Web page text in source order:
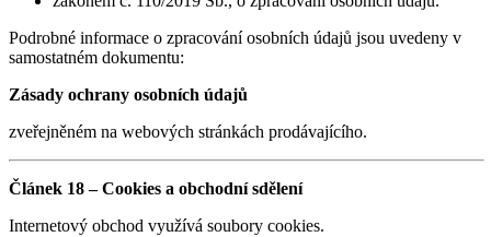
Podrobné informace o zpracování osobních údajů jsou uvedeny v
samostatném dokumentu:
Zásady ochrany osobních údajů
zveřejněném na webových stránkách prodávajícího.
Článek 18 – Cookies a obchodní sdělení
Internetový obchod využívá soubory cookies.